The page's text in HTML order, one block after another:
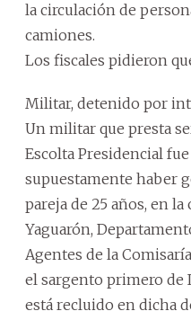
la circulación de
camiones.
Los fiscales pidieron
Militar, detenido por
Un militar que presta
Escolta Presidencial
supuestamente haber
pareja de 25 años, en
Yaguarón,
Agentes de la
el sargento primero de
está recluido en dicha